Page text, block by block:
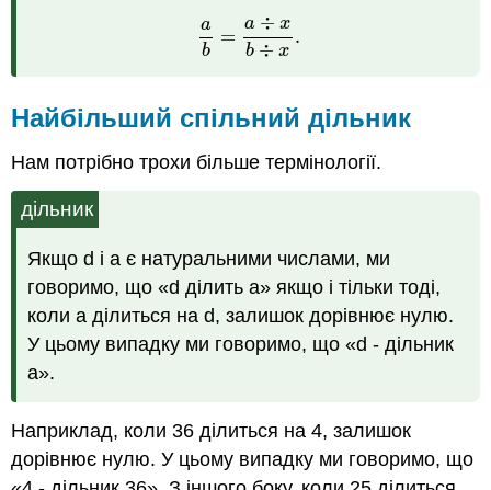
a
b
=
a ÷ x
b ÷ x
.
ab =a ÷xb÷x.
Найбільший спільний дільник
Нам потрібно трохи більше термінології.
дільник
Якщо d і a є натуральними числами, ми
говоримо, що «d ділить a» якщо і тільки тоді,
коли a ділиться на d, залишок дорівнює нулю.
У цьому випадку ми говоримо, що «d - дільник
a».
Наприклад, коли 36 ділиться на 4, залишок
дорівнює нулю. У цьому випадку ми говоримо, що